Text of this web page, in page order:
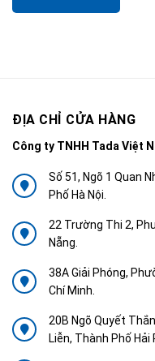
ĐỊA CHỈ CỬA HÀNG
Công ty TNHH Tada Việt
Số 51, Ngõ 1 Quan
Phố Hà Nội.
22 Trường Thi 2,
Nẵng.
38A Giải Phóng,
Chí Minh.
20B Ngõ Quyết
Liễn, Thành Phố Hải